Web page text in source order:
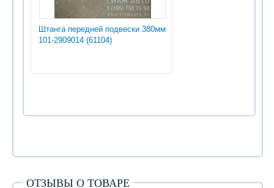
Штанга передней подвески 380мм
101-2909014 (61104)
ОТЗЫВЫ О ТОВАРЕ